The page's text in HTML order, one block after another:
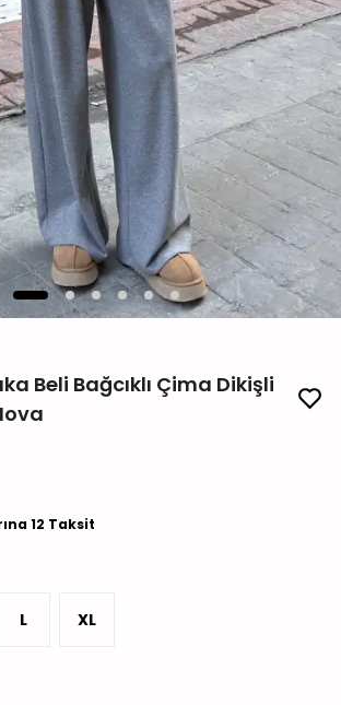
Beli Bağcıklı Çima Dikişli
12 Taksit
L XL